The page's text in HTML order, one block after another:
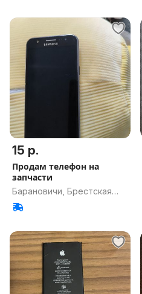
15 р.
Продам телефон на
запчасти
Барановичи, Брестская
обл.